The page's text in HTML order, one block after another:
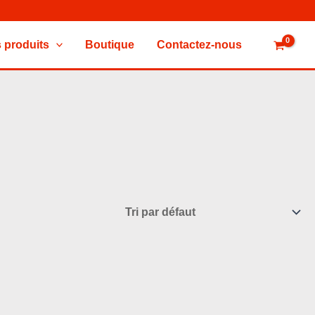
produits Boutique Contactez-nous